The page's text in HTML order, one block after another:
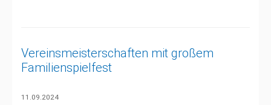
Vereinsmeisterschaften mit großem
Familienspielfest
11.09.2024